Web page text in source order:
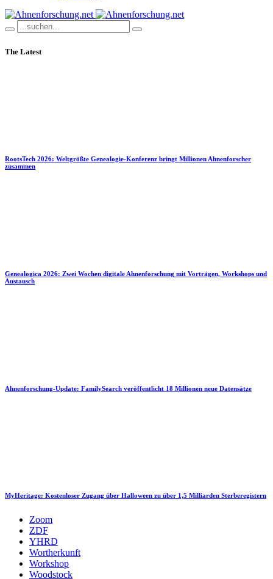
The Latest
RootsTech 2026: Weltgrößte Genealogie-Konferenz bringt Millionen Ahnenforscher
zusammen
Genealogica 2026: Zwei Wochen digitale Ahnenforschung mit Vorträgen, Workshops und
Austausch
Ahnenforschung-Update: FamilySearch veröffentlicht 18 Millionen neue Datensätze
MyHeritage: Kostenloser Zugang über Halloween zu über 1,5 Milliarden Sterberegistern
Zoom
ZDF
YHRD
Wortherkunft
Workshop
Woodstock